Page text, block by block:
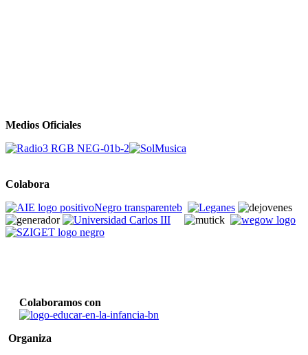
Medios Oficiales
Colabora
Colaboramos con
Organiza